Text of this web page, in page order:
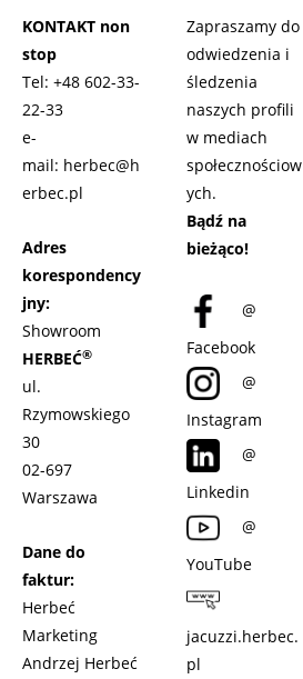
KONTAKT non
stop
Tel: +48 602-33-
22-33
e-
mail: herbec@h
erbec.pl
Adres
korespondency
jny:
Showroom
HERBEĆ®
ul.
Rzymowskiego
30
02-697
Warszawa
Dane do
faktur:
Herbeć
Marketing
Andrzej Herbeć
Zapraszamy do
odwiedzenia i
śledzenia
naszych profili
w mediach
społecznościow
ych.
Bądź na
bieżąco!
@
Facebook
@
Instagram
@
Linkedin
@
YouTube
jacuzzi.herbec.
pl